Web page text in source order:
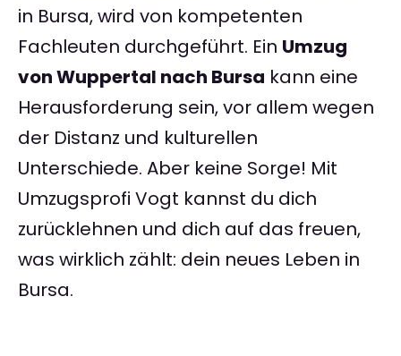
in Bursa, wird von kompetenten
Fachleuten durchgeführt. Ein Umzug
von Wuppertal nach Bursa kann eine
Herausforderung sein, vor allem wegen
der Distanz und kulturellen
Unterschiede. Aber keine Sorge! Mit
Umzugsprofi Vogt kannst du dich
zurücklehnen und dich auf das freuen,
was wirklich zählt: dein neues Leben in
Bursa.